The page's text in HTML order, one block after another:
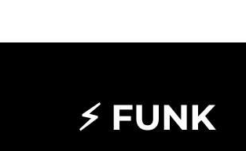
⚡ FUNK